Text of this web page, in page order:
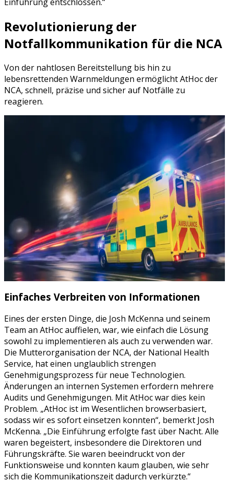
Revolutionierung der
Notfallkommunikation für die NCA
Von der nahtlosen Bereitstellung bis hin zu
lebensrettenden Warnmeldungen ermöglicht AtHoc der
NCA, schnell, präzise und sicher auf Notfälle zu
reagieren.
Einfaches Verbreiten von Informationen
Eines der ersten Dinge, die Josh McKenna und seinem
Team an AtHoc auffielen, war, wie einfach die Lösung
sowohl zu implementieren als auch zu verwenden war.
Die Mutterorganisation der NCA, der National Health
Service, hat einen unglaublich strengen
Genehmigungsprozess für neue Technologien.
Änderungen an internen Systemen erfordern mehrere
Audits und Genehmigungen. Mit AtHoc war dies kein
Problem. „AtHoc ist im Wesentlichen browserbasiert,
sodass wir es sofort einsetzen konnten“, bemerkt Josh
McKenna. „Die Einführung erfolgte fast über Nacht. Alle
waren begeistert, insbesondere die Direktoren und
Führungskräfte. Sie waren beeindruckt von der
Funktionsweise und konnten kaum glauben, wie sehr
sich die Kommunikationszeit dadurch verkürzte.“